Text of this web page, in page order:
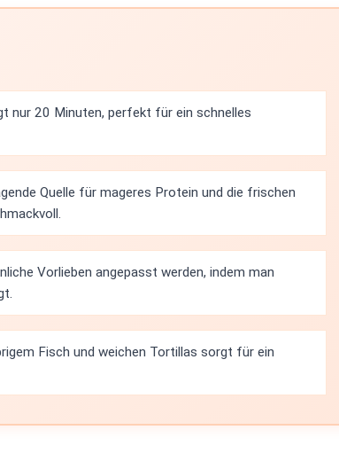
nur 20 Minuten, perfekt für ein schnelles
Quelle für mageres Protein und die frischen
Vorlieben angepasst werden, indem man
Fisch und weichen Tortillas sorgt für ein